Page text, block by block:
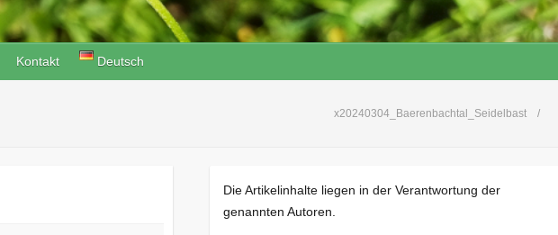
Kontakt Deutsch
x20240304_Baerenbachtal_Seidelbast
Die Artikelinhalte liegen in der Verantwortung der
genannten Autoren.